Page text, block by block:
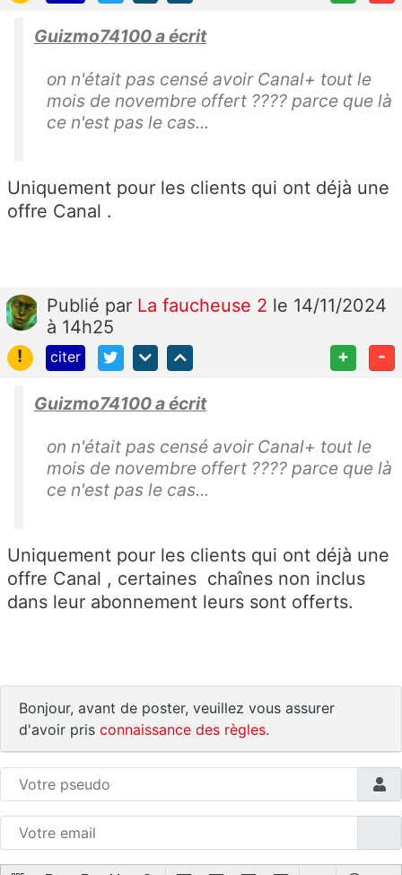
Guizmo74100 a écrit
on n'était pas censé avoir Canal+ tout le
mois de novembre offert ???? parce que là
ce n'est pas le cas...
Uniquement pour les clients qui ont déjà une
offre Canal .
Publié par La faucheuse 2 le 14/11/2024
à 14h25
!
citer + -
Guizmo74100 a écrit
on n'était pas censé avoir Canal+ tout le
mois de novembre offert ???? parce que là
ce n'est pas le cas...
Uniquement pour les clients qui ont déjà une
offre Canal , certaines chaînes non inclus
dans leur abonnement leurs sont offerts.
Bonjour, avant de poster, veuillez vous assurer
d'avoir pris connaissance des règles.